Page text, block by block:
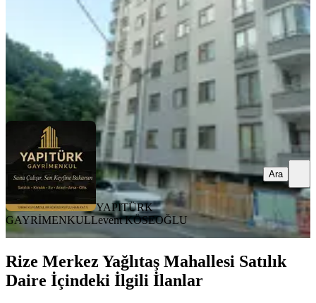
5.250.000 ₺5.500.000 ₺
YAPITÜRK GAYRİMENKULLevent KÖSEOĞLU
Ara
YAPITÜRK
GAYRİMENKULLevent KÖSEOĞLU
Ara
Rize Merkez Yağlıtaş Mahallesi Satılık
Daire İçindeki İlgili İlanlar